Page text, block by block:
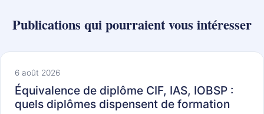
Publications qui pourraient vous intéresser
6 août 2026
Équivalence de diplôme CIF, IAS, IOBSP :
quels diplômes dispensent de formation